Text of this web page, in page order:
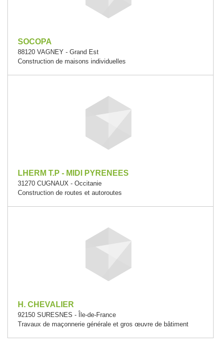
SOCOPA
88120 VAGNEY - Grand Est
Construction de maisons individuelles
LHERM T.P - MIDI PYRENEES
31270 CUGNAUX - Occitanie
Construction de routes et autoroutes
H. CHEVALIER
92150 SURESNES - Île-de-France
Travaux de maçonnerie générale et gros œuvre de bâtiment